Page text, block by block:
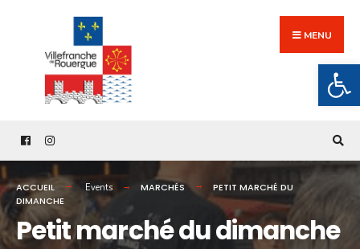
content
MENU
ACCUEIL Events MARCHÉS
PETIT MARCHÉ DU
DIMANCHE
Petit marché du dimanche